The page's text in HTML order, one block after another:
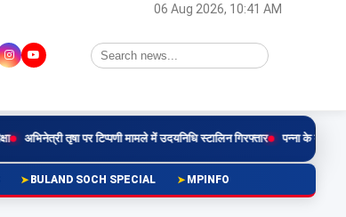
06 Aug 2026, 10:41 AM
अभिनेत्री तृषा पर टिप्पणी मामले में उदयनिधि स्टालिन गिरफ्तार पन्ना के बृहस्पति
BULAND SOCH SPECIAL MPINFO